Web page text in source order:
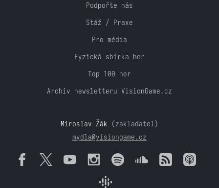
Podpořte nás
Stáž / Praxe
Pro média
Fyzická sbírka her
Top 100 her
Archiv newsletteru VisionGame.cz
Miroslav Žák (zakladatel)
mydla@visiongame.cz